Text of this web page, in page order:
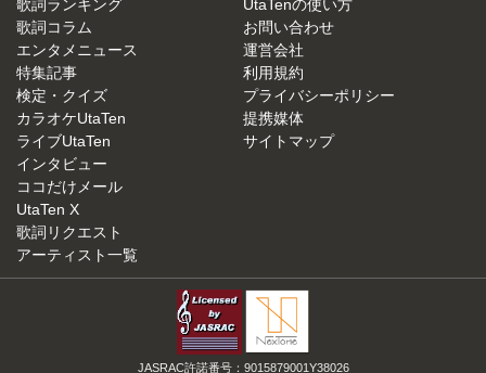
歌詞ランキング
歌詞コラム
エンタメニュース
特集記事
検定・クイズ
カラオケUtaTen
ライブUtaTen
インタビュー
ココだけメール
UtaTen X
歌詞リクエスト
アーティスト一覧
UtaTenの使い方
お問い合わせ
運営会社
利用規約
プライバシーポリシー
提携媒体
サイトマップ
JASRAC許諾番号：9015879001Y38026